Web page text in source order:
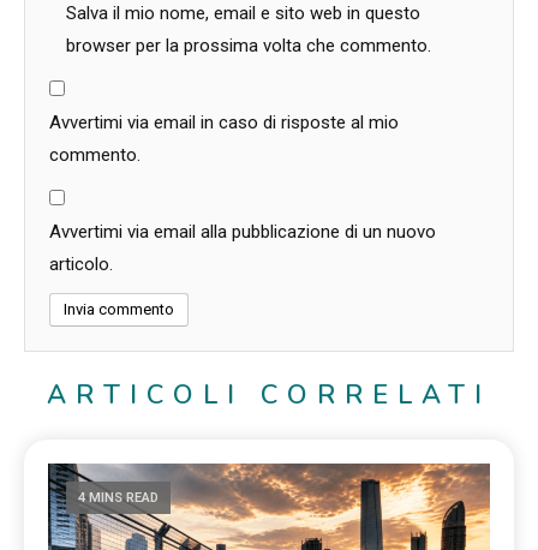
Salva il mio nome, email e sito web in questo
browser per la prossima volta che commento.
Avvertimi via email in caso di risposte al mio
commento.
Avvertimi via email alla pubblicazione di un nuovo
articolo.
ARTICOLI CORRELATI
4 MINS READ